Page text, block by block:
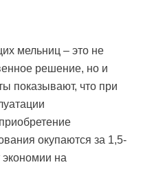
мельниц – это не
решение, но и
показывают, что при
окупаются за 1,5-
экономии на